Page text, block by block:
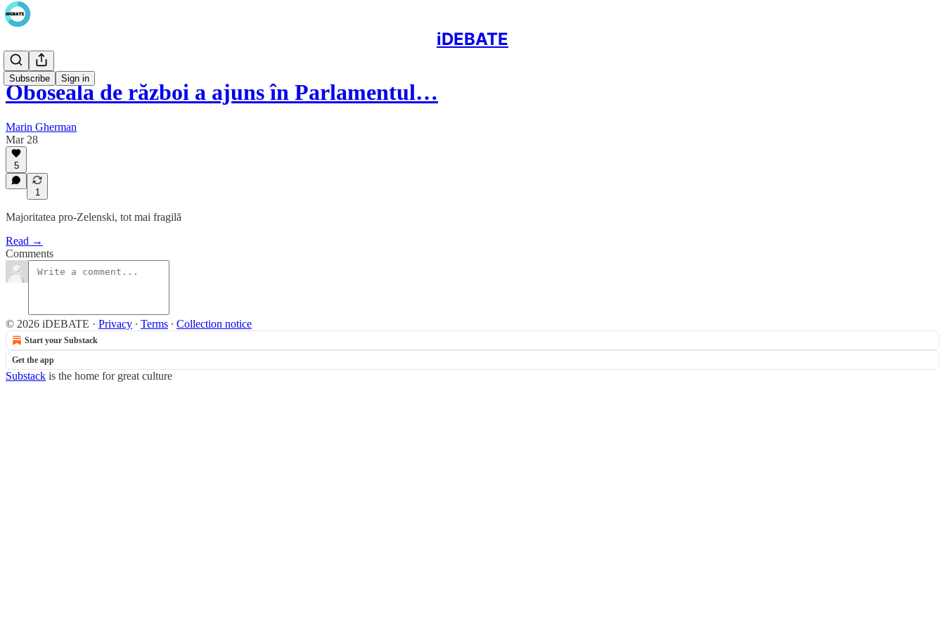
iDEBATE
Subscribe Sign in
Oboseala de război a ajuns în Parlamentul…
Marin Gherman
Mar 28
5
1
Majoritatea pro-Zelenski, tot mai fragilă
Read →
Comments
© 2026 iDEBATE · Privacy ∙ Terms ∙ Collection notice
Start your Substack
Get the app
Substack is the home for great culture